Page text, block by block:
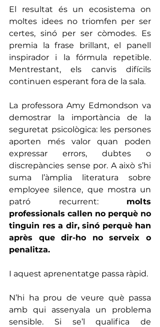
El resultat és un ecosistema on
moltes idees no triomfen per ser
certes, sinó per ser còmodes. Es
premia la frase brillant, el panell
inspirador i la fórmula repetible.
Mentrestant, els canvis difícils
continuen esperant fora de la sala.
La professora Amy Edmondson va
demostrar la importància de la
seguretat psicològica: les persones
aporten més valor quan poden
expressar errors, dubtes o
discrepàncies sense por. A això s’hi
suma l’àmplia literatura sobre
employee silence, que mostra un
patró recurrent: molts
professionals callen no perquè no
tinguin res a dir, sinó perquè han
après que dir-ho no serveix o
penalitza.
I aquest aprenentatge passa ràpid.
N’hi ha prou de veure què passa
amb qui assenyala un problema
sensible. Si se’l qualifica de